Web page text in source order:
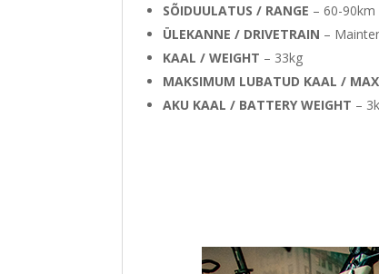
SÕIDUULATUS / RANGE – 60-90km
ÜLEKANNE / DRIVETRAIN –
KAAL / WEIGHT – 33kg
MAKSIMUM LUBATUD KAAL /
AKU KAAL / BATTERY WEIGHT –